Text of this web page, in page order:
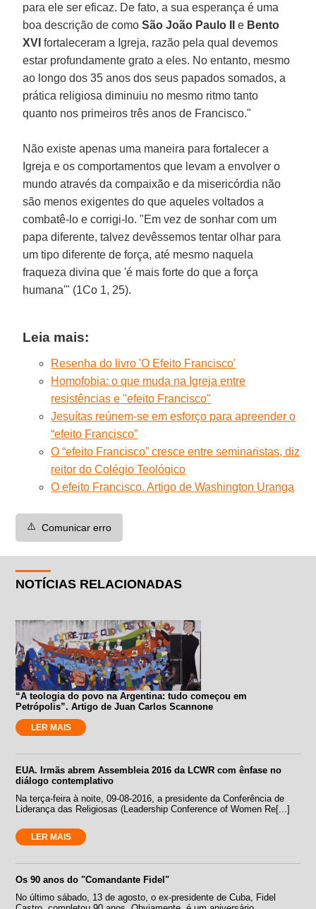
para ele ser eficaz. De fato, a sua esperança é uma
boa descrição de comoSão João Paulo II e Bento
XVI fortaleceram a Igreja, razão pela qual devemos
estar profundamente grato a eles. No entanto, mesmo
ao longo dos 35 anos dos seus papados somados, a
prática religiosa diminuiu no mesmo ritmo tanto
quanto nos primeiros três anos de Francisco."
Não existe apenas uma maneira para fortalecer a
Igreja e os comportamentos que levam a envolver o
mundo através da compaixão e da misericórdia não
são menos exigentes do que aqueles voltados a
combatê-lo e corrigi-lo. "Em vez de sonhar com um
papa diferente, talvez devêssemos tentar olhar para
um tipo diferente de força, até mesmo naquela
fraqueza divina que 'é mais forte do que a força
humana'" (1Co 1, 25).
Leia mais:
Resenha do livro 'O Efeito Francisco'
Homofobia: o que muda na Igreja entre
resistências e "efeito Francisco"
Jesuítas reúnem-se em esforço para apreender o
“efeito Francisco”
O “efeito Francisco” cresce entre seminaristas, diz
reitor do Colégio Teológico
O efeito Francisco. Artigo de Washington Uranga
⚠️ Comunicar erro
NOTÍCIAS RELACIONADAS
“A teologia do povo na Argentina: tudo começou em
Petrópolis”. Artigo de Juan Carlos Scannone
LER MAIS
EUA. Irmãs abrem Assembleia 2016 da LCWR com ênfase no
diálogo contemplativo
Na terça-feira à noite, 09-08-2016, a presidente da Conferência de
Liderança das Religiosas (Leadership Conference of Women Re[...]
LER MAIS
Os 90 anos do "Comandante Fidel"
No último sábado, 13 de agosto, o ex-presidente de Cuba, Fidel